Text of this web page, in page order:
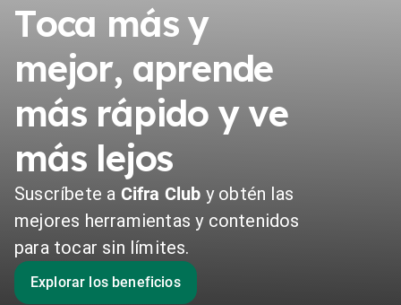
Toca más y
mejor, aprende
más rápido y ve
más lejos
Suscríbete a Cifra Club y obtén las
mejores herramientas y contenidos
para tocar sin límites.
Explorar los beneficios